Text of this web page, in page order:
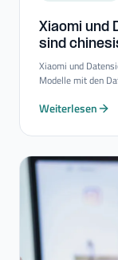
Xiaomi und
sind
Xiaomi und
Modelle mit den
Weiterlesen